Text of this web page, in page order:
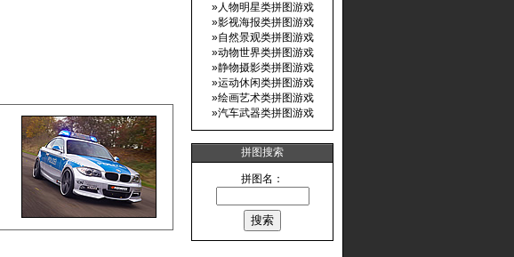
»人物明星类拼图游戏
»影视海报类拼图游戏
»自然景观类拼图游戏
»动物世界类拼图游戏
»静物摄影类拼图游戏
»运动休闲类拼图游戏
»绘画艺术类拼图游戏
»汽车武器类拼图游戏
拼图搜索
拼图名：